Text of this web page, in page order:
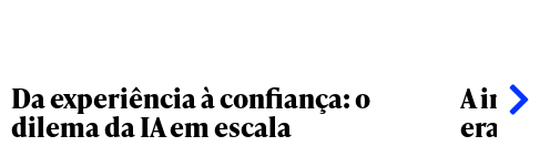
Da experiência à confiança: o
dilema da IA em escala
A
era da